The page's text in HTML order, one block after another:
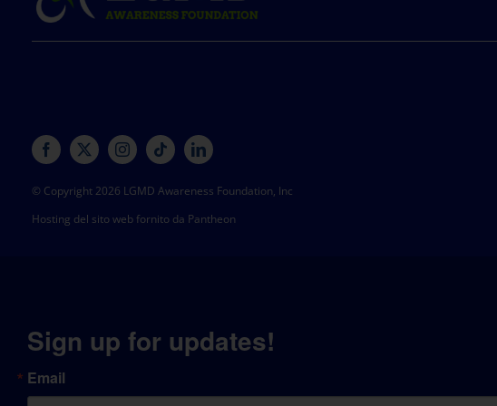
© Copyright 2026 LGMD Awareness Foundation, Inc
Hosting del sito web fornito da Pantheon
Sign up for updates!
Email